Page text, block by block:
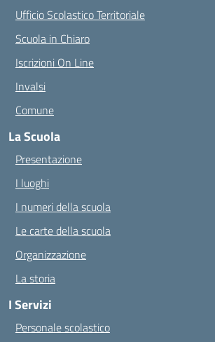
Ufficio Scolastico Territoriale
Scuola in Chiaro
Iscrizioni On Line
Invalsi
Comune
La Scuola
Presentazione
I luoghi
I numeri della scuola
Le carte della scuola
Organizzazione
La storia
I Servizi
Personale scolastico